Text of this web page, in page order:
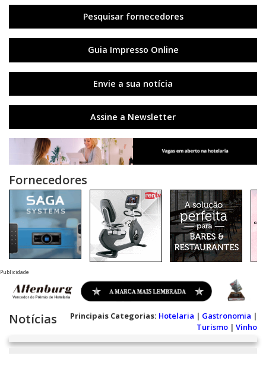
Pesquisar fornecedores
Guia Impresso Online
Envie a sua notícia
Assine a Newsletter
Fornecedores
Publicidade
Notícias Principais Categorias: Hotelaria | Gastronomia |
Turismo | Vinho